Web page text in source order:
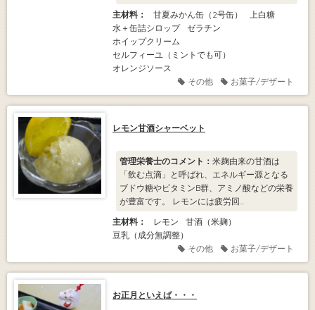
主材料：
甘夏みかん缶（2号缶）
上白糖
水＋缶詰シロップ
ゼラチン
ホイップクリーム
セルフィーユ（ミントでも可）
オレンジソース
その他
お菓子/デザート
レモン甘酒シャーベット
管理栄養士のコメント： 米麹由来の甘酒は
「飲む点滴」と呼ばれ、エネルギー源となる
ブドウ糖やビタミンB群、アミノ酸などの栄養
が豊富です。 レモンには疲労回...
主材料：
レモン
甘酒（米麹）
豆乳（成分無調整）
その他
お菓子/デザート
お正月といえば・・・